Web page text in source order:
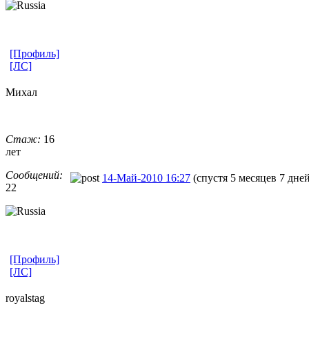
[Профиль]
[ЛС]
Михал
Стаж: 16
лет
Сообщений:
22
14-Май-2010 16:27 (спустя 5 месяцев 7
[Профиль]
[ЛС]
royalstag